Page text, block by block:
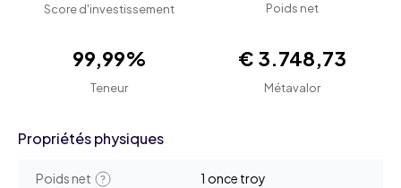
Score d'investissement Poids net
99,99%
Teneur
€ 3.748,73
Métavalor
Propriétés physiques
Poids net 1 once troy